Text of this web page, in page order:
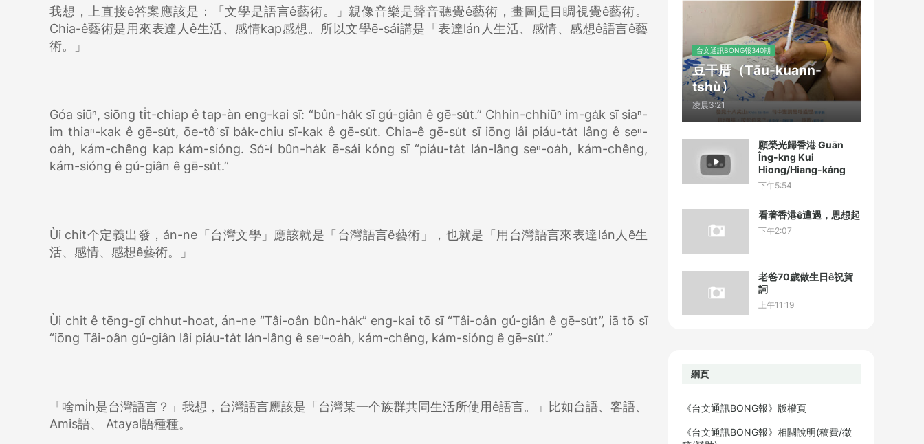
我想，上直接ê答案應該是：「文學是語言ê藝術。」親像音樂是聲音聽覺ê藝術，畫圖是目睭視覺ê藝術。
Chia-ê藝術是用來表達人ê生活、感情kap感想。所以文學ē-sái講是「表達lán人生活、感情、感想ê語言ê藝
術。」
Góa siūⁿ, siōng ti̍t-chiap ê tap-àn eng-kai sī: “bûn-ha̍k sī gú-giân ê gē-su̍t.” Chhin-chhiūⁿ im-ga̍k sī siaⁿ-
im thiaⁿ-kak ê gē-su̍t, ōe-tô͘ sī ba̍k-chiu sī-kak ê gē-su̍t. Chia-ê gē-su̍t sī iōng lâi piáu-ta̍t lâng ê seⁿ-
oa̍h, kám-chêng kap kám-sióng. Só͘-í bûn-ha̍k ē-sái kóng sī “piáu-ta̍t lán-lâng seⁿ-oa̍h, kám-chêng,
kám-sióng ê gú-giân ê gē-su̍t.”
Ùi chit个定義出發，án-ne「台灣文學」應該就是「台灣語言ê藝術」，也就是「用台灣語言來表達lán人ê生
活、感情、感想ê藝術。」
Ùi chit ê tēng-gī chhut-hoat, án-ne “Tâi-oân bûn-ha̍k” eng-kai tō sī “Tâi-oân gú-giân ê gē-su̍t”, iā tō sī
“iōng Tâi-oân gú-giân lâi piáu-ta̍t lán-lâng ê seⁿ-oa̍h, kám-chêng, kám-sióng ê gē-su̍t.”
「啥mi̍h是台灣語言？」我想，台灣語言應該是「台灣某一个族群共同生活所使用ê語言。」比如台語、客語、
Amis語、 Atayal語種種。
台文通訊BONG報340期
豆干厝（Tāu-kuann-
tshù）
凌晨3:21
願榮光歸香港 Guān
Îng-kng Kui
Hiong/Hiang-káng
下午5:54
看著香港ê遭遇，思想起
下午2:07
老爸70歲做生日ê祝賀
詞
上午11:19
網頁
《台文通訊BONG報》版權頁
《台文通訊BONG報》相關說明(稿費/徵